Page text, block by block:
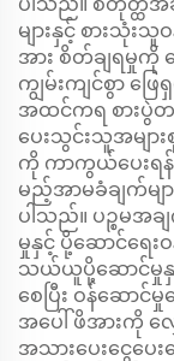
များနှင့် စားသုံး
အား စိတ်ချရမှုကို ပ
ကျွမ်းကျင်စွာ ဖြ
အထင်ကရ စားပွဲတ
ပေးသွင်းသူအများ
ကို ကာကွယ်ပေးရန်
မည့်အာမခံချက်မျ
ပါသည်။ ပဉ္စမအ
မှုနှင့် ပို့ဆောင်ရေ
သယ်ယူပို့ဆောင်မှုနှ
စေပြီး ဝန်ဆောင်
အပေါ် ဖိအားကို လ
အသားပေးငွေပေး